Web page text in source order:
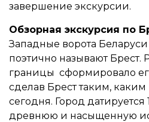
завершение экскурсии.
Обзорная экскурсия по
Западные ворота
поэтично называют Брест.
границы сформировало
сделав Брест таким,
сегодня. Город датируется
древнюю и насыщенную